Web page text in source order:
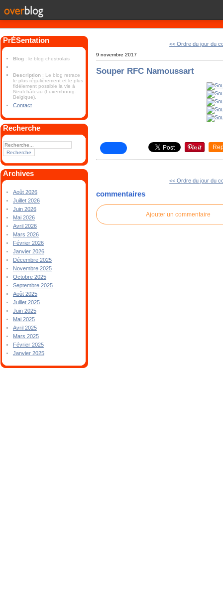
PrÉSentation
Blog : le blog chestrolais
Description : Le blog retrace
le plus régulièrement et le plus
fidèlement possible la vie à
Neufchâteau (Luxembourg-
Belgique).
Contact
Recherche
Archives
Août 2026
Juillet 2026
Juin 2026
Mai 2026
Avril 2026
Mars 2026
Février 2026
Janvier 2026
Décembre 2025
Novembre 2025
Octobre 2025
Septembre 2025
Août 2025
Juillet 2025
Juin 2025
Mai 2025
Avril 2025
Mars 2025
Février 2025
Janvier 2025
<< Ordre du jour du
9 novembre 2017
Souper RFC Namoussart
<< Ordre du jour du
commentaires
Ajouter un commentaire